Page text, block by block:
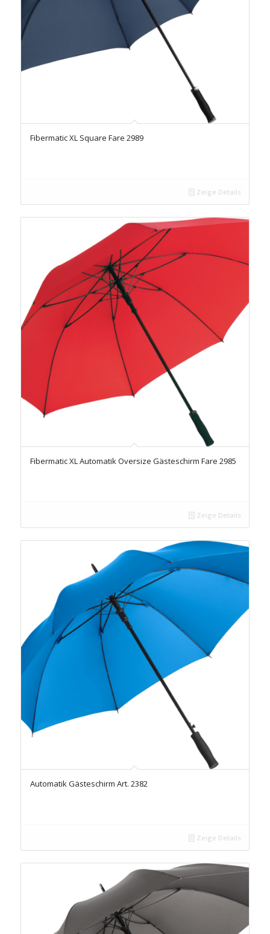
Fibermatic XL Square Fare 2989
Zeige Details
Fibermatic XL Automatik Oversize Gästeschirm Fare 2985
Zeige Details
Automatik Gästeschirm Art. 2382
Zeige Details